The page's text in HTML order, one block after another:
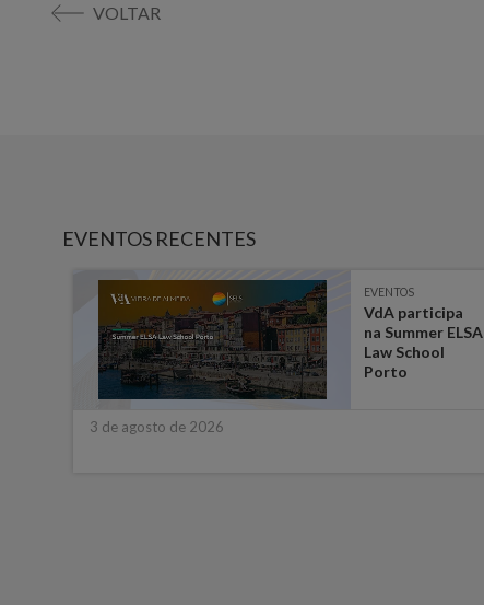
VOLTAR
EVENTOS RECENTES
EVENTOS
VdA participa
na Summer ELSA
Law School
Porto
3 de agosto de 2026